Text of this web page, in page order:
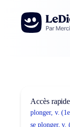
Aller au contenu
Accès
plonger, v.
se plonger, v.